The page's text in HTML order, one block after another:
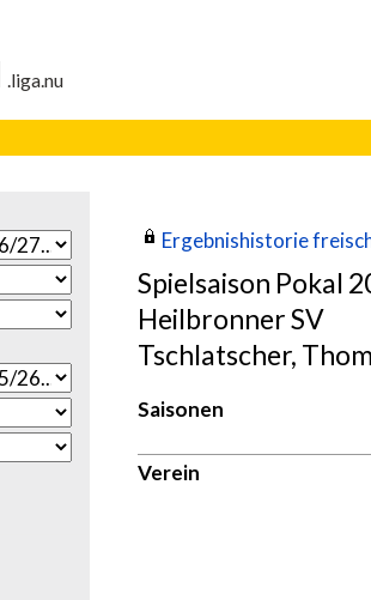
Ergebnishistorie
Spielsaison Pokal
Heilbronner SV
Tschlatscher,
Saisonen
Verein